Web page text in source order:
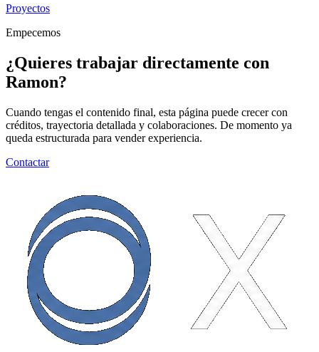
Proyectos
Empecemos
¿Quieres trabajar directamente con
Ramon?
Cuando tengas el contenido final, esta página puede crecer con
créditos, trayectoria detallada y colaboraciones. De momento ya
queda estructurada para vender experiencia.
Contactar